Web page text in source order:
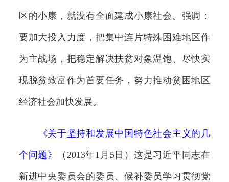
区的小康，就没有全面建成小康社会。强调：
要加大投入力度，把集中连片特殊困难地区作
为主战场，把稳定解决扶贫对象温饱、尽快实
现脱贫致富作为首要任务，努力推动贫困地区
经济社会加快发展。
《关于坚持和发展中国特色社会主义的几
个问题》 （2013年1月5日）这是习近平同志在
新进中央委员会的委员、候补委员学习贯彻党